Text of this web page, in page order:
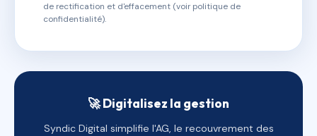
de rectification et d'effacement (voir politique de
confidentialité).
🚀 Digitalisez la gestion
Syndic Digital simplifie l'AG, le recouvrement des